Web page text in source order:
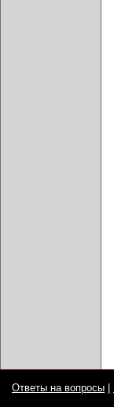
Ответы на вопросы